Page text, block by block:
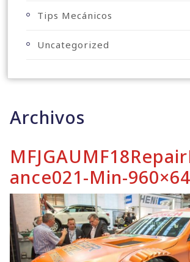
Tips Mecánicos
Uncategorized
Archivos
Ance021-Min-